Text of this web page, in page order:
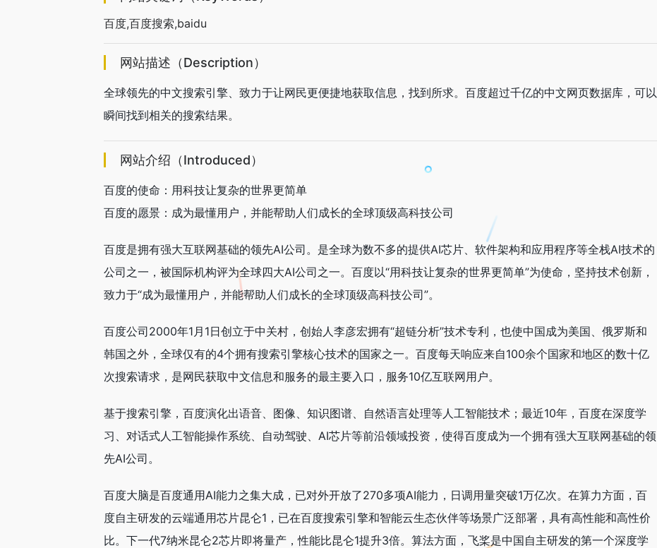
百度,百度搜索,baidu
网站描述（Description）
全球领先的中文搜索引擎、致力于让网民更便捷地获取信息，找到所求。百度超过千亿的中文网页数据库，可以
瞬间找到相关的搜索结果。
网站介绍（Introduced）
百度的使命：用科技让复杂的世界更简单
百度的愿景：成为最懂用户，并能帮助人们成长的全球顶级高科技公司
百度是拥有强大互联网基础的领先AI公司。是全球为数不多的提供AI芯片、软件架构和应用程序等全栈AI技术的
公司之一，被国际机构评为全球四大AI公司之一。百度以“用科技让复杂的世界更简单”为使命，坚持技术创新，
致力于“成为最懂用户，并能帮助人们成长的全球顶级高科技公司”。
百度公司2000年1月1日创立于中关村，创始人李彦宏拥有“超链分析”技术专利，也使中国成为美国、俄罗斯和
韩国之外，全球仅有的4个拥有搜索引擎核心技术的国家之一。百度每天响应来自100余个国家和地区的数十亿
次搜索请求，是网民获取中文信息和服务的最主要入口，服务10亿互联网用户。
基于搜索引擎，百度演化出语音、图像、知识图谱、自然语言处理等人工智能技术；最近10年，百度在深度学
习、对话式人工智能操作系统、自动驾驶、AI芯片等前沿领域投资，使得百度成为一个拥有强大互联网基础的领
先AI公司。
百度大脑是百度通用AI能力之集大成，已对外开放了270多项AI能力，日调用量突破1万亿次。在算力方面，百
度自主研发的云端通用芯片昆仑1，已在百度搜索引擎和智能云生态伙伴等场景广泛部署，具有高性能和高性价
比。下一代7纳米昆仑2芯片即将量产，性能比昆仑1提升3倍。算法方面，飞桨是中国自主研发的第一个深度学